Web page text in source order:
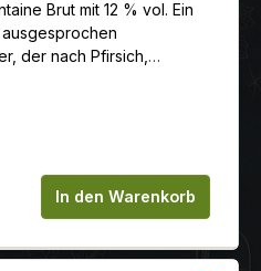
Brut mit 12 % vol. Ein
der nach Pfirsich,
Toast duftet.
Gib den
In den Warenkorb